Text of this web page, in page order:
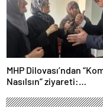
MHP Dilovası’ndan
Nasılsın” ziyareti:
insan var”